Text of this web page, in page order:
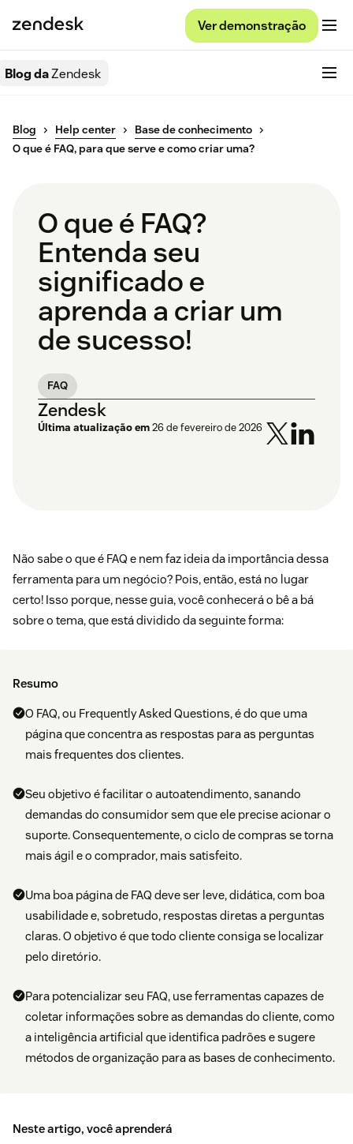
Ver demonstração
Blog daZendesk
Blog Help center
Base de conhecimento
O que é FAQ, para que serve e como criar uma?
O que é FAQ?
Entenda seu
significado e
aprenda a criar um
de sucesso!
FAQ
Zendesk
Última atualização em26 de fevereiro de 2026
Não sabe o que é FAQ e nem faz ideia da importância dessa
ferramenta para um negócio? Pois, então, está no lugar
certo! Isso porque, nesse guia, você conhecerá o bê a bá
sobre o tema, que está dividido da seguinte forma:
Resumo
O FAQ, ou Frequently Asked Questions, é do que uma
página que concentra as respostas para as perguntas
mais frequentes dos clientes.
Seu objetivo é facilitar o autoatendimento, sanando
demandas do consumidor sem que ele precise acionar o
suporte. Consequentemente, o ciclo de compras se torna
mais ágil e o comprador, mais satisfeito.
Uma boa página de FAQ deve ser leve, didática, com boa
usabilidade e, sobretudo, respostas diretas a perguntas
claras. O objetivo é que todo cliente consiga se localizar
pelo diretório.
Para potencializar seu FAQ, use ferramentas capazes de
coletar informações sobre as demandas do cliente, como
a inteligência artificial que identifica padrões e sugere
métodos de organização para as bases de conhecimento.
Neste artigo, você aprenderá